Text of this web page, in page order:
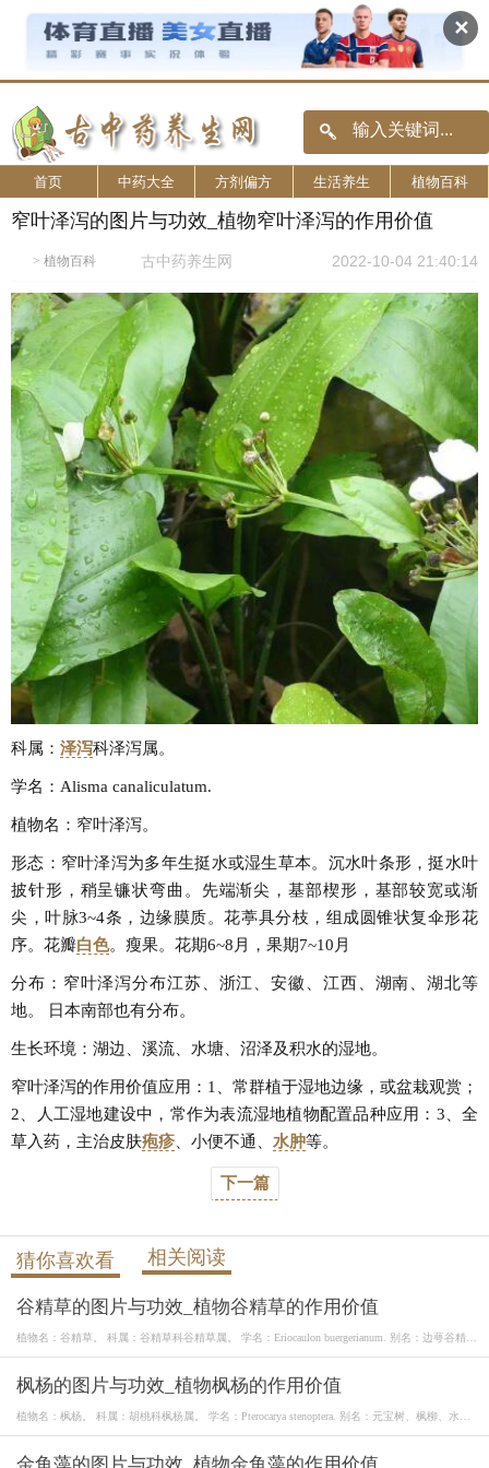
✕
首页 中药大全 方剂偏方 生活养生 植物百科
窄叶泽泻的图片与功效_植物窄叶泽泻的作用价值
> 植物百科 古中药养生网 2022-10-04 21:40:14
科属： 泽泻科泽泻属。
学名：Alisma canaliculatum.
植物名：窄叶泽泻。
形态：窄叶泽泻为多年生挺水或湿生草本。沉水叶条形，挺水叶
披针形，稍呈镰状弯曲。先端渐尖，基部楔形，基部较宽或渐
尖，叶脉3~4条，边缘膜质。花葶具分枝，组成圆锥状复伞形花
序。花瓣白色。瘦果。花期6~8月，果期7~10月
分布：窄叶泽泻分布江苏、浙江、安徽、江西、湖南、湖北等
地。 日本南部也有分布。
生长环境：湖边、溪流、水塘、沼泽及积水的湿地。
窄叶泽泻的作用价值应用：1、常群植于湿地边缘，或盆栽观赏；
2、人工湿地建设中，常作为表流湿地植物配置品种应用：3、全
草入药，主治皮肤疱疹 、小便不通、 水肿等。
下一篇
猜你喜欢看 相关阅读
谷精草的图片与功效_植物谷精草的作用价值
植物名：谷精草。 科属：谷精草科谷精草属。 学名：Eriocaulon buergerianum. 别名：边萼谷精
枫杨的图片与功效_植物枫杨的作用价值
植物名：枫杨。 科属：胡桃科枫杨属。 学名：Pterocarya stenoptera. 别名：元宝树、枫柳、水麻